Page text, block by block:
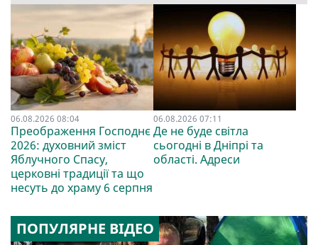
06.08.2026 08:04
Преображення Господнє
2026: духовний зміст
Яблучного Спасу,
церковні традиції та що
несуть до храму 6 серпня
06.08.2026 07:11
Де не буде світла
сьогодні в Дніпрі та
області. Адреси
ПОПУЛЯРНЕ ВІДЕО